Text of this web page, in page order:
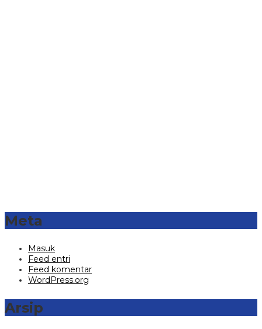
Meta
Masuk
Feed entri
Feed komentar
WordPress.org
Arsip